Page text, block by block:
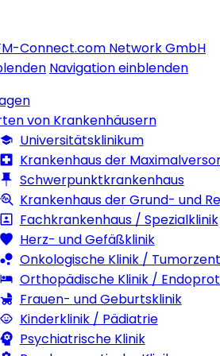
Navigation einblenden
von Krankenhäusern
Universitätsklinikum
Krankenhaus der
Schwerpunktkrankenhaus
Krankenhaus der Grund- und
Fachkrankenhaus / Spezialklinik
Herz- und Gefäßklinik
Onkologische Klinik /
Orthopädische Klinik /
Frauen- und Geburtsklinik
Kinderklinik / Pädiatrie
Psychiatrische Klinik